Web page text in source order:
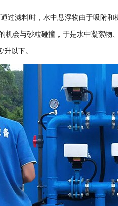
过滤料时，水中悬浮物由于吸附
机会与砂粒碰撞，于是水中凝絮
升以下。